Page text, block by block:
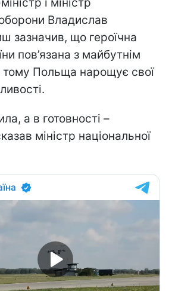
Владислав
зазначив, що героїчна
пов’язана з майбутнім
Польща нарощує свої
а в готовності –
міністр національної